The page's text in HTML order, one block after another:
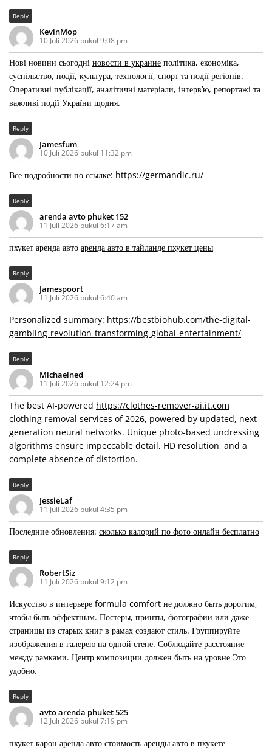
Reply
KevinMop
10 Juli 2026 pukul 9:08 pm
Нові новини сьогодні новости в украине політика, економіка,
суспільство, події, культура, технології, спорт та події регіонів.
Оперативні публікації, аналітичні матеріали, інтерв’ю, репортажі та
важливі події України щодня.
Reply
Jamesfum
10 Juli 2026 pukul 11:32 pm
Все подробности по ссылке: https://germandic.ru/
Reply
arenda avto phuket 152
11 Juli 2026 pukul 6:17 am
пхукет аренда авто аренда авто в тайланде пхукет цены
Reply
Jamespoort
11 Juli 2026 pukul 6:40 am
Personalized summary: https://bestbiohub.com/the-digital-
gambling-revolution-transforming-global-entertainment/
Reply
Michaelned
11 Juli 2026 pukul 12:24 pm
The best AI-powered https://clothes-remover-ai.it.com
clothing removal services of 2026, powered by updated, next-
generation neural networks. Unique photo-based undressing
algorithms ensure impeccable detail, HD resolution, and a
complete absence of distortion.
Reply
JessieLaf
11 Juli 2026 pukul 4:35 pm
Последние обновления: сколько калорий по фото онлайн бесплатно
Reply
RobertSiz
11 Juli 2026 pukul 9:12 pm
Искусство в интерьере formula comfort не должно быть дорогим,
чтобы быть эффектным. Постеры, принты, фотографии или даже
страницы из старых книг в рамах создают стиль. Группируйте
изображения в галерею на одной стене. Соблюдайте расстояние
между рамками. Центр композиции должен быть на уровне Это
удобно.
Reply
avto arenda phuket 525
12 Juli 2026 pukul 7:19 pm
пхукет карон аренда авто стоимость аренды авто в пхукете